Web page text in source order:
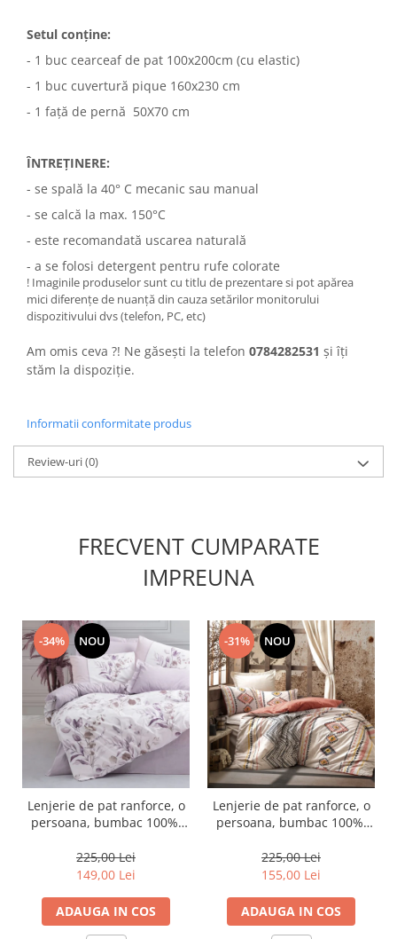
Setul conține:
- 1 buc cearceaf de pat 100x200cm (cu elastic)
- 1 buc cuvertură pique 160x230 cm
- 1 față de pernă 50X70 cm
ÎNTREȚINERE:
- se spală la 40° C mecanic sau manual
- se calcă la max. 150°C
- este recomandată uscarea naturală
- a se folosi detergent pentru rufe colorate
! Imaginile produselor sunt cu titlu de prezentare si pot apărea
mici diferențe de nuanță din cauza setărilor monitorului
dispozitivului dvs (telefon, PC, etc)
Am omis ceva ?! Ne găsești la telefon 0784282531 și îți
stăm la dispoziție.
Informatii conformitate produs
Review-uri(0)
FRECVENT CUMPARATE
IMPREUNA
-34% NOU
Lenjerie de pat ranforce, o
persoana, bumbac 100%,
225,00 Lei
149,00 Lei
ADAUGA IN COS
-31% NOU
Lenjerie de pat ranforce, o
persoana, bumbac 100%,
225,00 Lei
155,00 Lei
ADAUGA IN COS